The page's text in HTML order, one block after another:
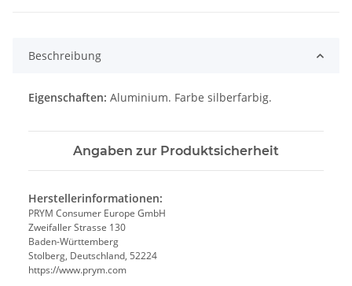
Beschreibung
Eigenschaften: Aluminium. Farbe silberfarbig.
Angaben zur Produktsicherheit
Herstellerinformationen:
PRYM Consumer Europe GmbH
Zweifaller Strasse 130
Baden-Württemberg
Stolberg, Deutschland, 52224
https://www.prym.com